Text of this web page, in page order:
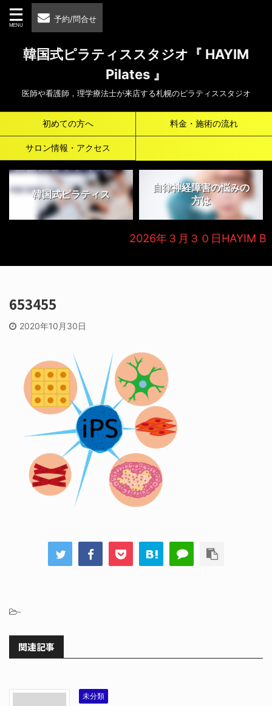
予約/問合せ
韓国式ピラティススタジオ『 HAYIM
Pilates 』
医師や看護師，理学療法士が来店する札幌のピラティススタジオ
初めての方へ 料金・施術の流れ
サロン情報・アクセス
韓国式ピラティス
自律神経障害の悩みの
方は
2026年３月３０日HAYIM
653455
2020年10月30日
-
関連記事
未分類